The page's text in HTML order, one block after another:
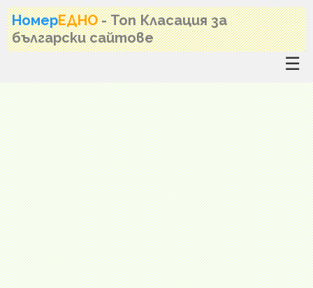
НомерЕДНО - Топ Класация за
български сайтове
☰